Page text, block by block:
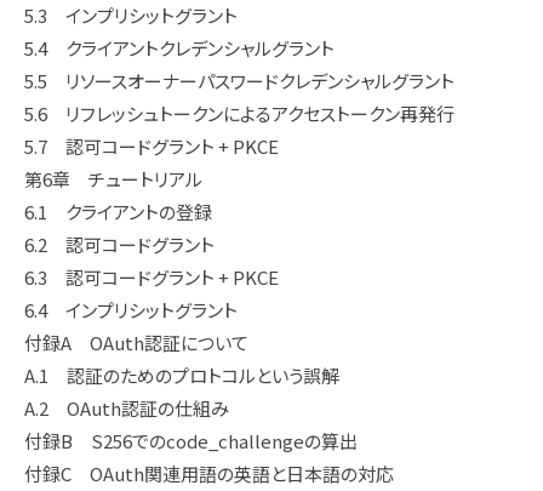
5.3 インプリシットグラント
5.4 クライアントクレデンシャルグラント
5.5 リソースオーナーパスワードクレデンシャルグラント
5.6 リフレッシュトークンによるアクセストークン再発行
5.7 認可コードグラント + PKCE
第6章 チュートリアル
6.1 クライアントの登録
6.2 認可コードグラント
6.3 認可コードグラント + PKCE
6.4 インプリシットグラント
付録A OAuth認証について
A.1 認証のためのプロトコルという誤解
A.2 OAuth認証の仕組み
付録B S256でのcode_challengeの算出
付録C OAuth関連用語の英語と日本語の対応